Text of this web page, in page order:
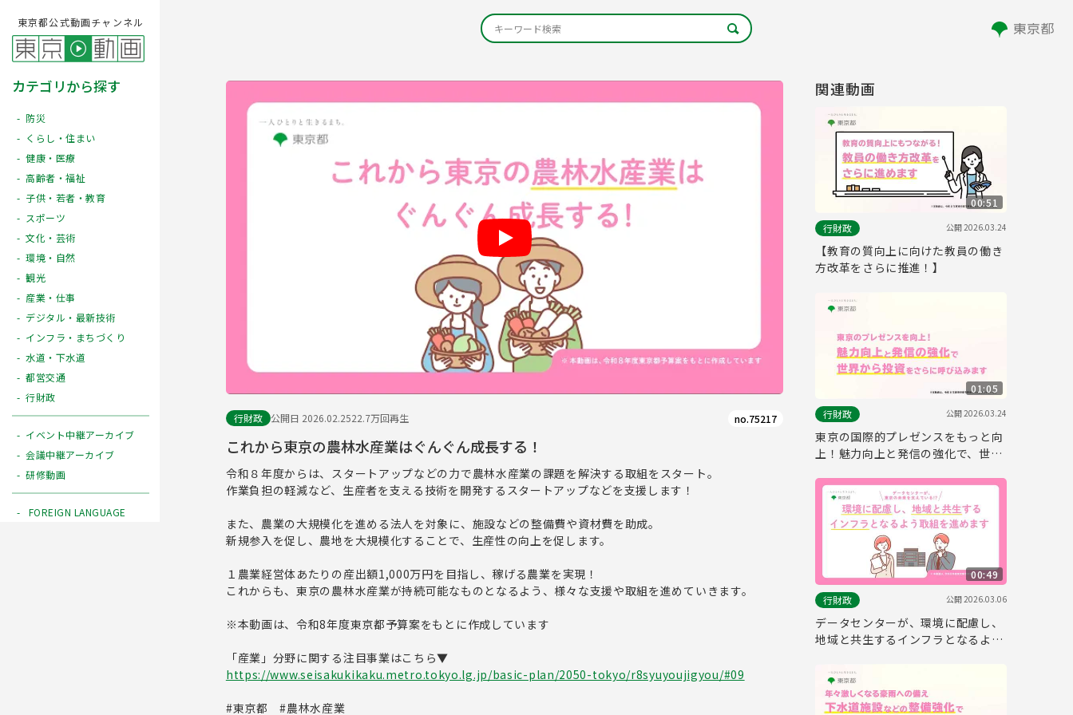
東京都公式動画チャンネル
カテゴリから探す
防災
くらし・住まい
健康・医療
高齢者・福祉
子供・若者・教育
スポーツ
文化・芸術
環境・自然
観光
産業・仕事
デジタル・最新技術
インフラ・まちづくり
水道・下水道
都営交通
行財政
イベント中継アーカイブ
会議中継アーカイブ
研修動画
FOREIGN LANGUAGE
行財政 公開日 2026.02.2522.7万回再生 no.75217
これから東京の農林水産業はぐんぐん成長する！
令和８年度からは、スタートアップなどの力で農林水産業の課題を解決する取組をスタート。
作業負担の軽減など、生産者を支える技術を開発するスタートアップなどを支援します！
また、農業の大規模化を進める法人を対象に、施設などの整備費や資材費を助成。
新規参入を促し、農地を大規模化することで、生産性の向上を促します。
１農業経営体あたりの産出額1,000万円を目指し、稼げる農業を実現！
これからも、東京の農林水産業が持続可能なものとなるよう、様々な支援や取組を進めていきます。
※本動画は、令和8年度東京都予算案をもとに作成しています
「産業」分野に関する注目事業はこちら▼
https://www.seisakukikaku.metro.tokyo.lg.jp/basic-plan/2050-tokyo/r8syuyoujigyou/#09
#東京都 #農林水産業
関連動画
00:51
行財政
公開2026.03.24
【教育の質向上に向けた教員の働き
方改革をさらに推進！】
01:05
行財政
公開2026.03.24
東京の国際的プレゼンスをもっと向
上！魅力向上と発信の強化で、世界
00:49
行財政
公開2026.03.06
データセンターが、環境に配慮し、
地域と共生するインフラとなるよ